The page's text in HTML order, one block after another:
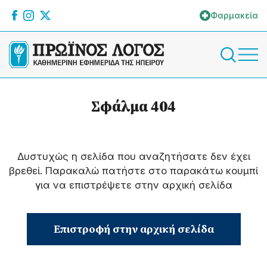
Φαρμακεία
Σφάλμα 404
Δυστυχώς η σελίδα που αναζητήσατε δεν έχει
βρεθεί. Παρακαλώ πατήστε στο παρακάτω κουμπί
για να επιστρέψετε στην αρχική σελίδα
Επιστροφή στην αρχική σελίδα